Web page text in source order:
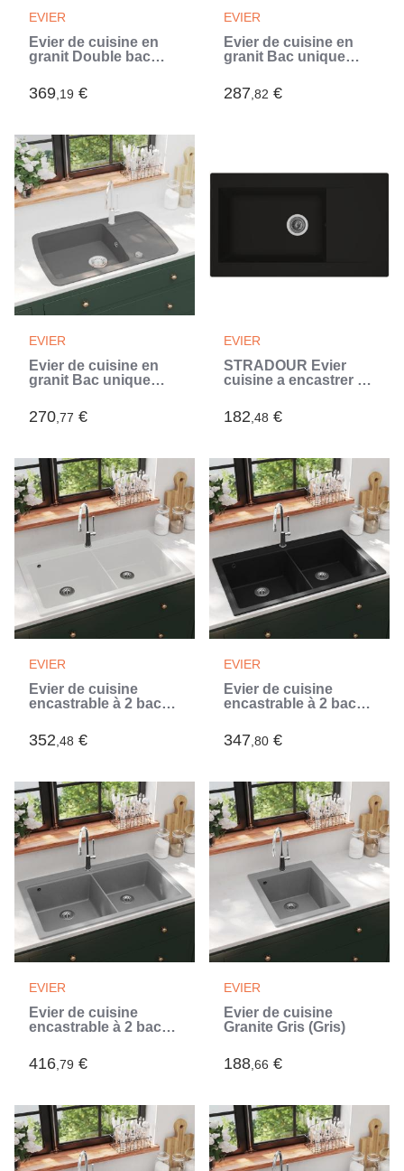
EVIER
Évier de cuisine en
granit Double bac
369,19 €
EVIER
Évier de cuisine en
granit Bac unique
287,82 €
EVIER
Évier de cuisine en
granit Bac unique
270,77 €
EVIER
STRADOUR Evier
cuisine a encastrer 1
égouttoir Einna -
Résine - 86 x 50 cm -
182,48 €
EVIER
Évier de cuisine
encastrable à 2 bacs
(Blanc)
352,48 €
EVIER
Évier de cuisine
encastrable à 2 bacs
347,80 €
EVIER
Évier de cuisine
encastrable à 2 bacs
(Gris)
416,79 €
EVIER
Évier de cuisine
Granite Gris (Gris)
188,66 €